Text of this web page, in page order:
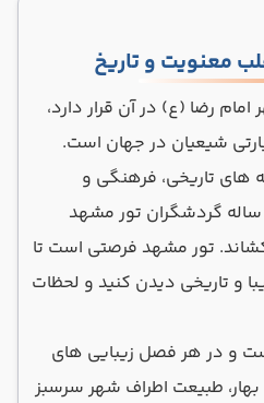
معنویت و تاریخ
رضا (ع) در آن قرار دارد،
شیعیان در جهان است.
های تاریخی، فرهنگی و
گردشگران تور مشهد
تور مشهد فرصتی است تا
و تاریخی دیدن کنید و لحظات
و در هر فصل زیبایی های
طبیعت اطراف شهر سرسبز